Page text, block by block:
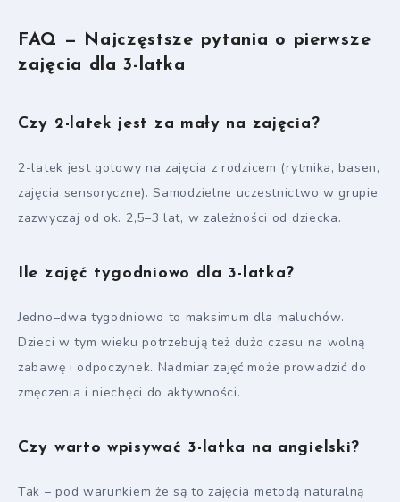
FAQ — Najczęstsze pytania o pierwsze
zajęcia dla 3-latka
Czy 2-latek jest za mały na zajęcia?
2-latek jest gotowy na zajęcia z rodzicem (rytmika, basen,
zajęcia sensoryczne). Samodzielne uczestnictwo w grupie
zazwyczaj od ok. 2,5–3 lat, w zależności od dziecka.
Ile zajęć tygodniowo dla 3-latka?
Jedno–dwa tygodniowo to maksimum dla maluchów.
Dzieci w tym wieku potrzebują też dużo czasu na wolną
zabawę i odpoczynek. Nadmiar zajęć może prowadzić do
zmęczenia i niechęci do aktywności.
Czy warto wpisywać 3-latka na angielski?
Tak – pod warunkiem że są to zajęcia metodą naturalną